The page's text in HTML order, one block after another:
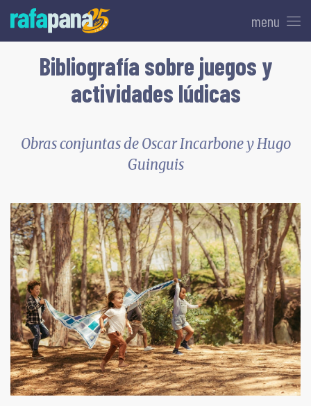
menu
Bibliografía sobre juegos y
actividades lúdicas
Obras conjuntas de Oscar Incarbone y Hugo
Guinguis